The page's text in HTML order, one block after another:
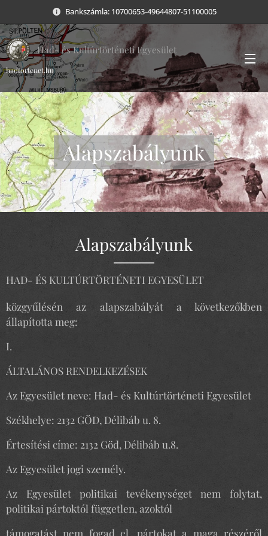
Bankszámla: 10700653-49644807-51100005
Had- és Kultúrtörténeti Egyesület
hadtortenet.hu
Alapszabályunk
Alapszabályunk
HAD- ÉS KULTÚRTÖRTÉNETI EGYESÜLET
közgyűlésén az alapszabályát a következőkben
állapította meg:
I.
ÁLTALÁNOS RENDELKEZÉSEK
Az Egyesület neve: Had- és Kultúrtörténeti Egyesület
Székhelye: 2132 GÖD, Délibáb u. 8.
Értesítési címe: 2132 Göd, Délibáb u.8.
Az Egyesület jogi személy.
Az Egyesület politikai tevékenységet nem folytat,
politikai pártoktól független, azoktól
támogatást nem fogad el, pártokat a maga részéről